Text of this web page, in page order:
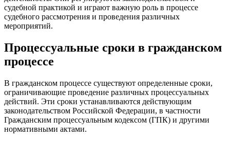
судебной практикой и играют важную роль в процессе
судебного рассмотрения и проведения различных
мероприятий.
Процессуальные сроки в гражданском
процессе
В гражданском процессе существуют определенные сроки,
ограничивающие проведение различных процессуальных
действий. Эти сроки устанавливаются действующим
законодательством Российской Федерации, в частности
Гражданским процессуальным кодексом (ГПК) и другими
нормативными актами.